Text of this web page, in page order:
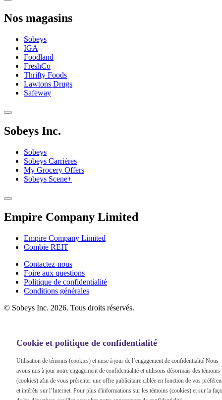
Nos magasins
Sobeys
IGA
Foodland
FreshCo
Thrifty Foods
Lawtons Drugs
Safeway
Sobeys Inc.
Sobeys
Sobeys Carrières
My Grocery Offers
Sobeys Scene+
Empire Company Limited
Empire Company Limited
Combie REIT
Footer
Menu
Contactez-nous
Foire aux questions
Politique de confidentialité
Conditions générales
© Sobeys Inc. 2026. Tous droits réservés.
Cookie et politique de confidentialité
Utilisation de témoins (cookies) et mise à jour de l’engagement de confidentialité Nous
avons mis à jour notre engagement de confidentialité et utilisons désormais des témoins
(cookies) afin de vous présenter une offre publicitaire ciblée en fonction de vos
et intérêts sur l’Internet. Pour plus d'informations sur les témoins (cookies) et sur la